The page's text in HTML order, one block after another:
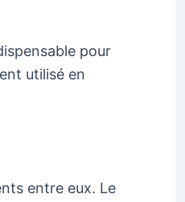
pour
utilisé en
entre eux. Le